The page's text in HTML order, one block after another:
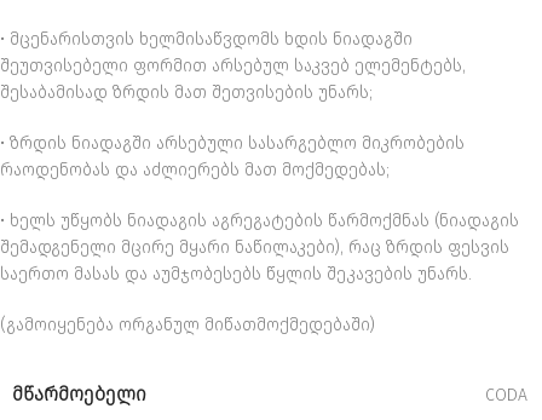
• მცენარისთვის ხელმისაწვდომს ხდის ნიადაგში
შეუთვისებელი ფორმით არსებულ საკვებ ელემენტებს,
შესაბამისად ზრდის მათ შეთვისების უნარს;
• ზრდის ნიადაგში არსებული სასარგებლო მიკრობების
რაოდენობას და აძლიერებს მათ მოქმედებას;
• ხელს უწყობს ნიადაგის აგრეგატების წარმოქმნას (ნიადაგის
შემადგენელი მცირე მყარი ნაწილაკები), რაც ზრდის ფესვის
საერთო მასას და აუმჯობესებს წყლის შეკავების უნარს.
(გამოიყენება ორგანულ მიწათმოქმედებაში)
ᲛᲬᲐᲠᲛᲝᲔᲑᲔᲚᲘ CODA